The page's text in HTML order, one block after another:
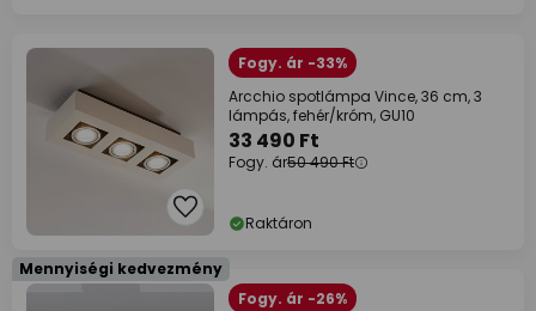
Fogy. ár -33%
Arcchio spotlámpa Vince, 36 cm, 3
lámpás, fehér/króm, GU10
33 490 Ft
Fogy. ár50 490 Ft
Raktáron
Mennyiségi kedvezmény
Fogy. ár -26%